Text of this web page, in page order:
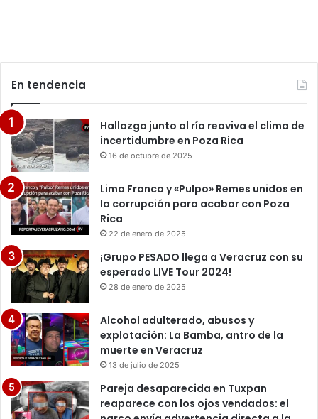
En tendencia
Hallazgo junto al río reaviva el clima de
incertidumbre en Poza Rica
16 de octubre de 2025
Lima Franco y «Pulpo» Remes unidos en
la corrupción para acabar con Poza
Rica
22 de enero de 2025
¡Grupo PESADO llega a Veracruz con su
esperado LIVE Tour 2024!
28 de enero de 2025
Alcohol adulterado, abusos y
explotación: La Bamba, antro de la
muerte en Veracruz
13 de julio de 2025
Pareja desaparecida en Tuxpan
reaparece con los ojos vendados: el